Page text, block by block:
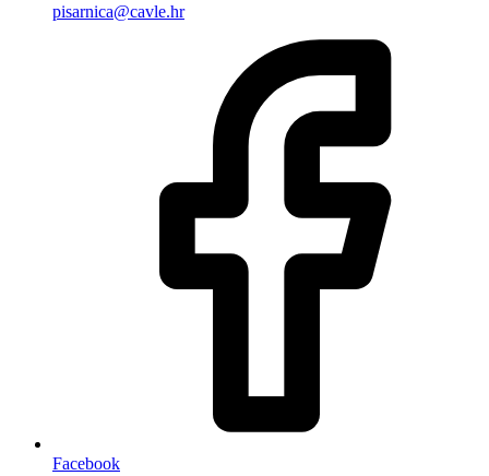
pisarnica@cavle.hr
Facebook